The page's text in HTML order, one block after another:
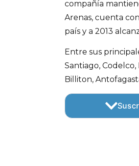
compañía
Arenas, cuenta
país y a 2013
Entre sus
Santiago,
Billiton,